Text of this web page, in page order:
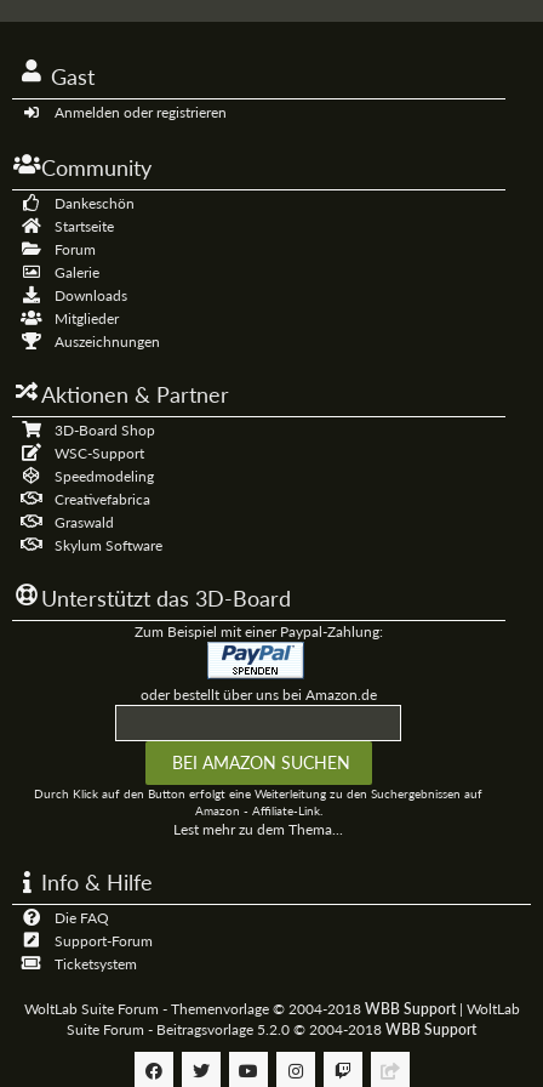
Gast
Anmelden oder registrieren
Community
Dankeschön
Startseite
Forum
Galerie
Downloads
Mitglieder
Auszeichnungen
Aktionen & Partner
3D-Board Shop
WSC-Support
Speedmodeling
Creativefabrica
Graswald
Skylum Software
Unterstützt das 3D-Board
Zum Beispiel mit einer Paypal-Zahlung:
oder bestellt über uns bei Amazon.de
Durch Klick auf den Button erfolgt eine Weiterleitung zu den Suchergebnissen auf
Amazon - Affiliate-Link.
Lest mehr zu dem Thema...
Info & Hilfe
Die FAQ
Support-Forum
Ticketsystem
WoltLab Suite Forum - Themenvorlage © 2004-2018 WBB Support| WoltLab
Suite Forum - Beitragsvorlage 5.2.0 © 2004-2018 WBB Support